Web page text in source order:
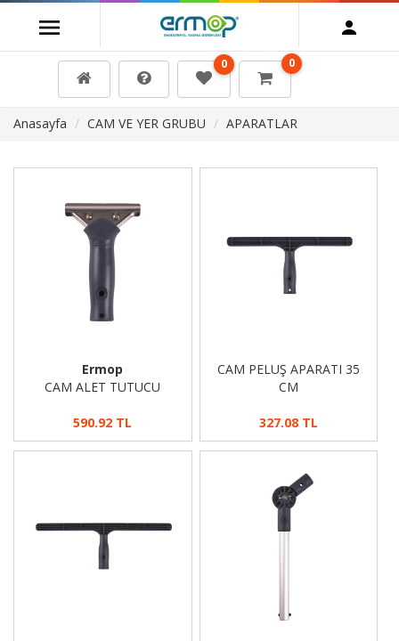
0 0
Anasayfa CAM VE YER GRUBU APARATLAR
Ermop
CAM ALET TUTUCU
590.92 TL
CAM PELUŞ APARATI 35
CM
327.08 TL